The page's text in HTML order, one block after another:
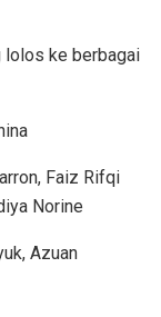
lolos ke berbagai
Faiz Rifqi
Norine
Azuan